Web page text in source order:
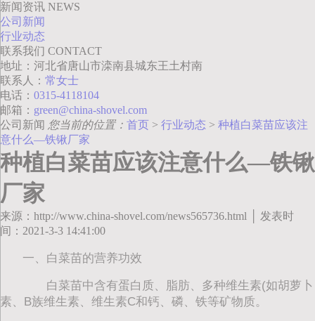
新闻资讯 NEWS
公司新闻
行业动态
联系我们 CONTACT
地址：河北省唐山市滦南县城东王土村南
联系人： 常女士
电话： 0315-4118104
邮箱： green@china-shovel.com
公司新闻 您当前的位置： 首页 > 行业动态 > 种植白菜苗应该注
意什么—铁锹厂家
种植白菜苗应该注意什么—铁锹
厂家
来源：http://www.china-shovel.com/news565736.html │ 发表时
间：2021-3-3 14:41:00
一、白菜苗的营养功效
白菜苗中含有蛋白质、脂肪、多种维生素(如胡萝卜
素、B族维生素、维生素C和钙、磷、铁等矿物质。